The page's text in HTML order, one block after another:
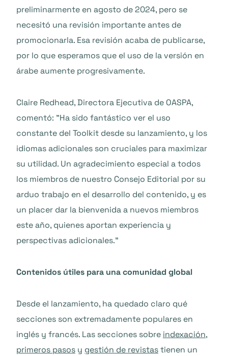
preliminarmente en agosto de 2024, pero se
necesitó una revisión importante antes de
promocionarla. Esa revisión acaba de publicarse,
por lo que esperamos que el uso de la versión en
árabe aumente progresivamente.
Claire Redhead, Directora Ejecutiva de OASPA,
comentó: "Ha sido fantástico ver el uso
constante del Toolkit desde su lanzamiento, y los
idiomas adicionales son cruciales para maximizar
su utilidad. Un agradecimiento especial a todos
los miembros de nuestro Consejo Editorial por su
arduo trabajo en el desarrollo del contenido, y es
un placer dar la bienvenida a nuevos miembros
este año, quienes aportan experiencia y
perspectivas adicionales."
Contenidos útiles para una comunidad global
Desde el lanzamiento, ha quedado claro qué
secciones son extremadamente populares en
inglés y francés. Las secciones sobre indexación,
primeros pasos y gestión de revistastienen un